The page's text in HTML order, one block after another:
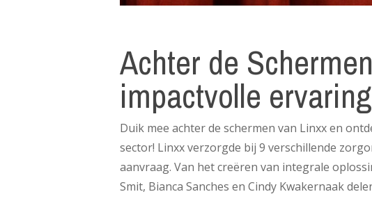
Achter de
impactvolle
Duik mee achter de schermen van Linxx en
sector! Linxx verzorgde bij 9 verschillende
aanvraag. Van het creëren van integrale
Smit, Bianca Sanches en Cindy Kwakernaak